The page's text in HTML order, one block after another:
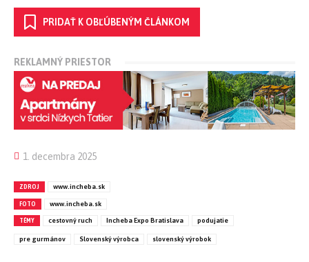
PRIDAŤ K OBĽÚBENÝM ČLÁNKOM
REKLAMNÝ PRIESTOR
1. decembra 2025
ZDROJ www.incheba.sk
FOTO www.incheba.sk
TÉMY cestovný ruch Incheba Expo Bratislava podujatie
pre gurmánov Slovenský výrobca slovenský výrobok